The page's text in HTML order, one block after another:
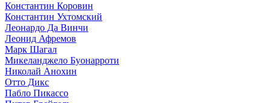
Константин Коровин
Константин Ухтомский
Леонардо Да Винчи
Леонид Афремов
Марк Шагал
Микеланджело Буонарроти
Николай Анохин
Отто Дикс
Пабло Пикассо